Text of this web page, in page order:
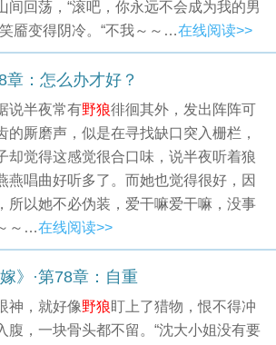
间回荡，“滚吧，你永远不会成为我的男
靥变得阴冷。“不我～～…在线阅读>>
章：怎么办才好？
说半夜常有野狼徘徊其外，发出阵阵可
的厮磨声，似是在寻找缺口突入栅栏，
却觉得这感觉很合口味，说半夜听着狼
燕唱曲好听多了。而她也觉得很好，因
所以她不必伪装，爱干嘛爱干嘛，没事
～…在线阅读>>
》·第78章：自重
神，就好像野狼盯上了猎物，恨不得冲
腹，一块骨头都不留。“沈大小姐没有要